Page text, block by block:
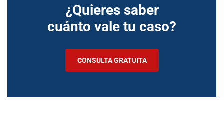
¿Quieres saber
cuánto vale tu caso?
CONSULTA GRATUITA